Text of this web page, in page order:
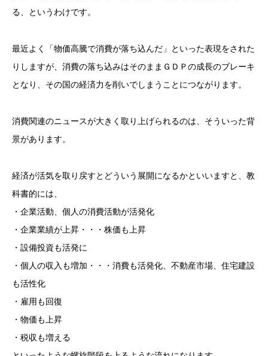
る、というわけです。
最近よく「物価高騰で消費が落ち込んだ」といった表現をされた
りしますが、消費の落ち込みはそのままＧＤＰの成長のブレーキ
となり、その国の経済力を削いでしまうことにつながります。
消費関連のニュースが大きく取り上げられるのは、そういった背
景があります。
経済が活気を取り戻すとどういう展開になるかといいますと、教
科書的には、
・企業活動、個人の消費活動が活発化
・企業業績が上昇・・・株価も上昇
・設備投資も活発に
・個人の収入も増加・・・消費も活発化、不動産市場、住宅建設
も活性化
・雇用も回復
・物価も上昇
・税収も増える